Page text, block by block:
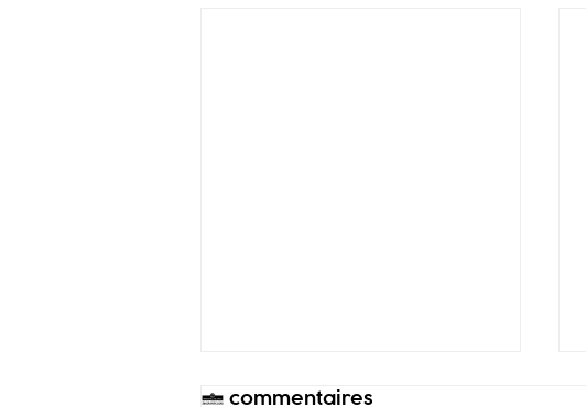
3 commentaires